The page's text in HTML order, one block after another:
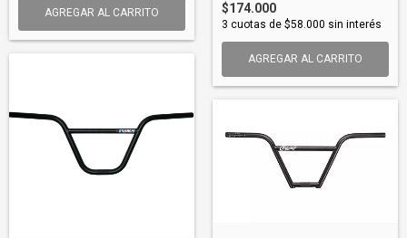
AGREGAR AL CARRITO $174.000
3 cuotas de $58.000 sin interés
AGREGAR AL CARRITO